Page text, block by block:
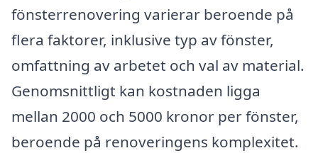
fönsterrenovering varierar beroende på
flera faktorer, inklusive typ av fönster,
omfattning av arbetet och val av material.
Genomsnittligt kan kostnaden ligga
mellan 2000 och 5000 kronor per fönster,
beroende på renoveringens komplexitet.